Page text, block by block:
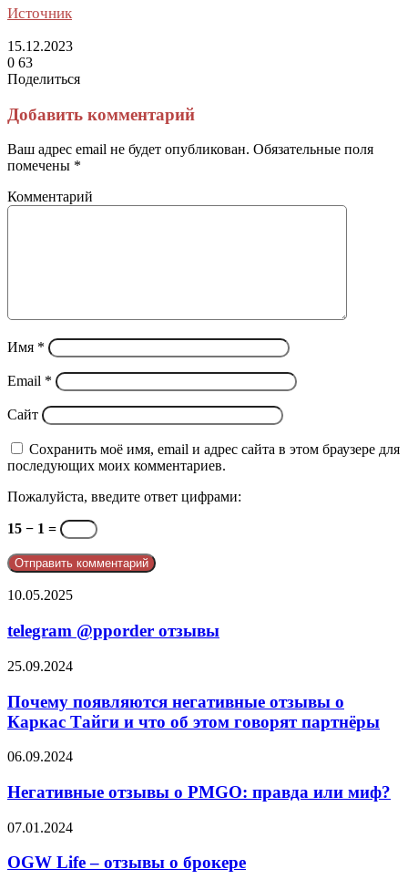
Источник
15.12.2023
0 63
Поделиться
через
электронную
почту
Добавить комментарий
Ваш адрес email не будет опубликован. Обязательные поля
помечены *
Комментарий
Имя *
Email *
Сайт
Сохранить моё имя, email и адрес сайта в этом браузере для
последующих моих комментариев.
Пожалуйста, введите ответ цифрами:
15 − 1 =
telegram
отзывы
10.05.2025
telegram @pporder отзывы
Почему
негативные
отзывы
о
Тайги
что
этом
партнёры
25.09.2024
Почему появляются негативные отзывы о
Каркас Тайги и что об этом говорят партнёры
Негативные
о
PMGO:
правда
или
миф?
06.09.2024
Негативные отзывы о PMGO: правда или миф?
OGW
–
07.01.2024
OGW Life – отзывы о брокере